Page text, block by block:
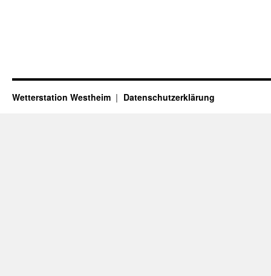
Wetterstation Westheim Datenschutzerklärung